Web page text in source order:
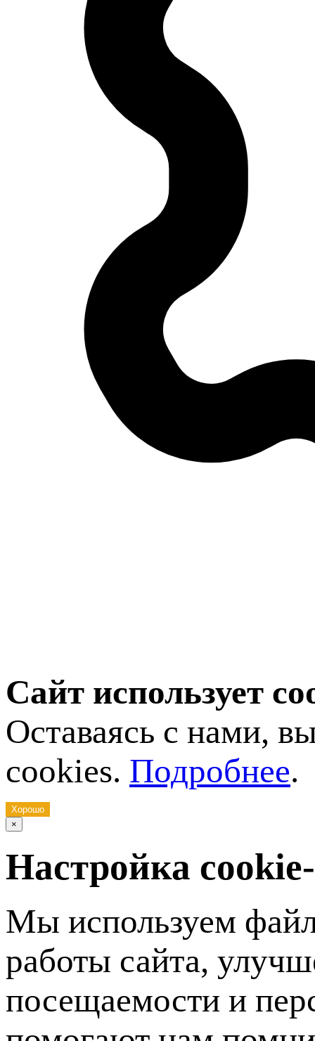
Сайт использует
Оставаясь с нами,
cookies. Подробнее.
Хорошо
×
Настройка
Мы используем
работы сайта,
посещаемости и